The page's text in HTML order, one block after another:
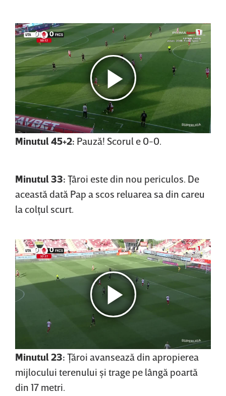
Minutul 45+2: Pauză! Scorul e 0-0.
Minutul 33: Ţâroi este din nou periculos. De
această dată Pap a scos reluarea sa din careu
la colţul scurt.
Minutul 23: Ţăroi avansează din apropierea
mijlocului terenului şi trage pe lângă poartă
din 17 metri.